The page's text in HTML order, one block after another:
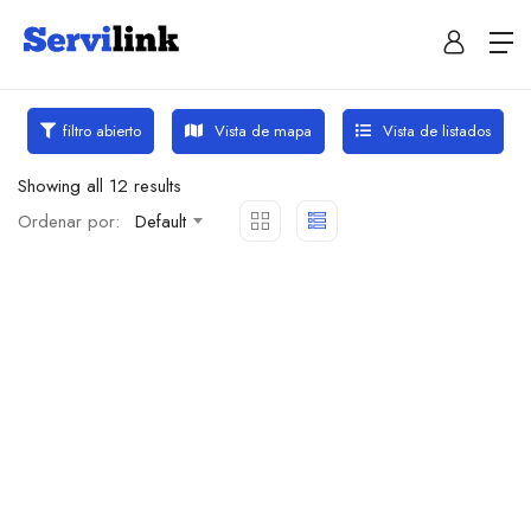
filtro abierto Vista de mapa Vista de listados
Showing all 12 results
Ordenar por:
Default